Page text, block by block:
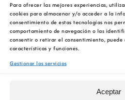
Para ofrecer las mejores experiencias,
cookies para almacenar y/o acceder a la
consentimiento de estas tecnologías nos
comportamiento de navegación o las
consentir o retirar el consentimiento,
características y funciones.
Gestionar los servicios
Aceptar
Por otro lado, López Muñoz
espacio en el foro para
de desprestigio que sufre el
ellas promovidas por grupos
minería es una actividad
primeros ecologistas que